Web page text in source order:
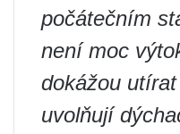
počátečním
není moc
dokážou
uvolňují